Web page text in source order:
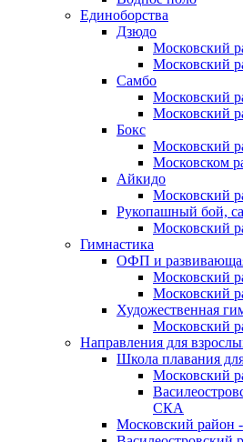
Единоборства
Дзюдо
Московский
Московский
Самбо
Московский
Московский
Бокс
Московский
Московском
Айкидо
Московский
Рукопашный бой,
Московский
Гимнастика
ОФП и
Московский
Московский
Художественная
Московский
Направления для
Школа плавания
Московский
СКА
Московский район